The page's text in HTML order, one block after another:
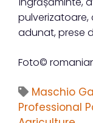
pulverizatoare,
adunat, prese
Foto©
Maschio
Professional